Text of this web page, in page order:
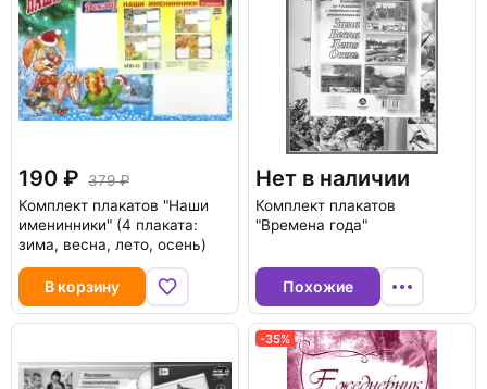
190
379
Комплект плакатов "Наши
именинники" (4 плаката:
зима, весна, лето, осень)
В корзину
Нет в наличии
Комплект плакатов
"Времена года"
Похожие
-35%